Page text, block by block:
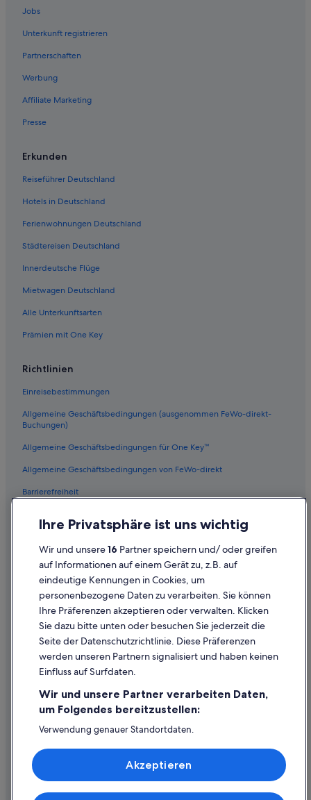
B&B in Gatlinburg – Pigeon Forge
Sevierville Hotels
Hotels mit Fitnessbereich in Gatlinburg
Hotels mit Aussicht in Gatlinburg – Pigeon Forge
Caton Hotels
Jobs
Unterkunft registrieren
Partnerschaften
Werbung
Affiliate Marketing
Presse
Erkunden
Reiseführer Deutschland
Hotels in Deutschland
Ferienwohnungen Deutschland
Städtereisen Deutschland
Innerdeutsche Flüge
Mietwagen Deutschland
Alle Unterkunftsarten
Prämien mit One Key
Richtlinien
Einreisebestimmungen
Allgemeine Geschäftsbedingungen (ausgenommen FeWo-direkt-
Buchungen)
Allgemeine Geschäftsbedingungen für One Key™
Allgemeine Geschäftsbedingungen von FeWo-direkt
Barrierefreiheit
Inhaltsrichtlinien und Melden von Inhalten
Hilfe
Hilfe
Flug stornieren
Rückerstattungsdauer
Expedia-Gutschein einlösen
Internationale Reisedokumente
Ihre Privatsphäre ist uns wichtig
Wir und unsere16 Partner speichern und/ oder greifen
auf Informationen auf einem Gerät zu, z.B. auf
eindeutige Kennungen in Cookies, um
personenbezogene Daten zu verarbeiten. Sie können
Ihre Präferenzen akzeptieren oder verwalten. Klicken
Sie dazu bitte unten oder besuchen Sie jederzeit die
Seite der Datenschutzrichtlinie. Diese Präferenzen
werden unseren Partnern signalisiert und haben keinen
Einfluss auf Surfdaten.
Wir und unsere Partner verarbeiten Daten,
um Folgendes bereitzustellen:
Verwendung genauer Standortdaten.
Speichern von oder Zugriff auf Informationen auf einem
Endgerät. Personalisierte Werbung und Inhalte, Messung
von Werbeleistung und der Performance von Inhalten,
Akzeptieren